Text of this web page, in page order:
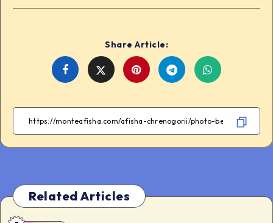
Share Article:
Share
Facebook
Share
Twitter
Share
Telegram
Share
WhatsApp
Related Articles